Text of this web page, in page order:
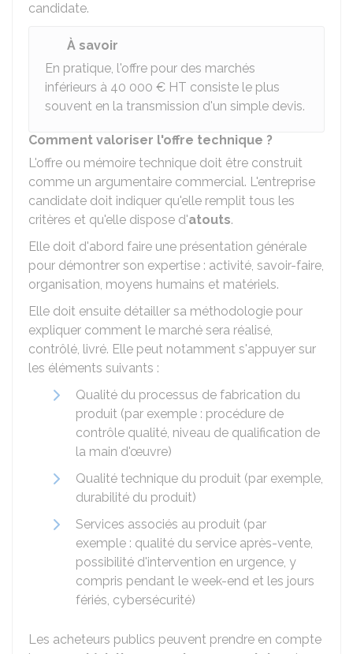
candidate.
À savoir
En pratique, l'offre pour des marchés
inférieurs à 40 000 € HT consiste le plus
souvent en la transmission d'un simple devis.
Comment valoriser l'offre technique ?
L'offre ou mémoire technique doit être construit
comme un argumentaire commercial. L'entreprise
candidate doit indiquer qu'elle remplit tous les
critères et qu'elle dispose d'atouts.
Elle doit d'abord faire une présentation générale
pour démontrer son expertise : activité, savoir-faire,
organisation, moyens humains et matériels.
Elle doit ensuite détailler sa méthodologie pour
expliquer comment le marché sera réalisé,
contrôlé, livré. Elle peut notamment s'appuyer sur
les éléments suivants :
Qualité du processus de fabrication du
produit (par exemple : procédure de
contrôle qualité, niveau de qualification de
la main d'œuvre)
Qualité technique du produit (par exemple,
durabilité du produit)
Services associés au produit (par
exemple : qualité du service après-vente,
possibilité d'intervention en urgence, y
compris pendant le week-end et les jours
fériés, cybersécurité)
Les acheteurs publics peuvent prendre en compte